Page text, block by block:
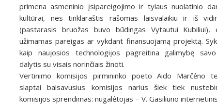
primena asmeninio įsipareigojimo ir tylaus nuolatinio
kultūrai, nes tinklaraštis rašomas laisvalaikiu ir iš
(pastarasis bruožas buvo būdingas Vytautui
užimamas pareigas ar vykdant finansuojamą projektą.
kaip naujosios technologijos pagreitina galimybę
dalytis su visais norinčiais žinoti.
Vertinimo komisijos pirmininko poeto Aido Marčėno
slaptai balsavusius komisijos narius šiek tiek
komisijos sprendimas: nugalėtojas – V. Gasiliūno